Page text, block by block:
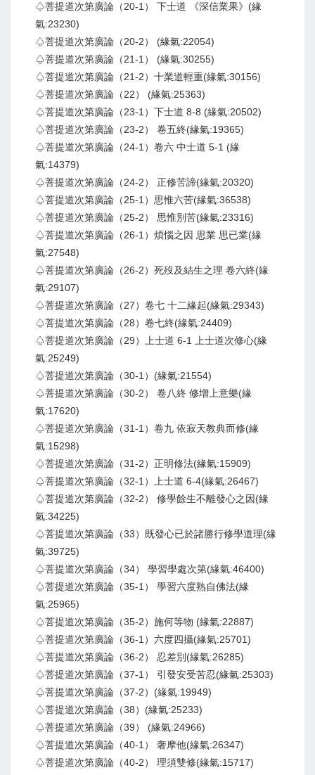
♤菩提道次第廣論（20-1） 下士道 《深信業果》(緣
氣:23230)
♤菩提道次第廣論（20-2） (緣氣:22054)
♤菩提道次第廣論（21-1） (緣氣:30255)
♤菩提道次第廣論（21-2）十業道輕重(緣氣:30156)
♤菩提道次第廣論（22） (緣氣:25363)
♤菩提道次第廣論（23-1）下士道 8-8 (緣氣:20502)
♤菩提道次第廣論（23-2） 卷五終(緣氣:19365)
♤菩提道次第廣論（24-1）卷六 中士道 5-1 (緣
氣:14379)
♤菩提道次第廣論（24-2） 正修苦諦(緣氣:20320)
♤菩提道次第廣論（25-1）思惟六苦(緣氣:36538)
♤菩提道次第廣論（25-2） 思惟別苦(緣氣:23316)
♤菩提道次第廣論（26-1）煩惱之因 思業 思已業(緣
氣:27548)
♤菩提道次第廣論（26-2）死歿及結生之理 卷六終(緣
氣:29107)
♤菩提道次第廣論（27）卷七 十二緣起(緣氣:29343)
♤菩提道次第廣論（28）卷七終(緣氣:24409)
♤菩提道次第廣論（29）上士道 6-1 上士道次修心(緣
氣:25249)
♤菩提道次第廣論（30-1）(緣氣:21554)
♤菩提道次第廣論（30-2） 卷八終 修增上意樂(緣
氣:17620)
♤菩提道次第廣論（31-1）卷九 依寂天教典而修(緣
氣:15298)
♤菩提道次第廣論（31-2）正明修法(緣氣:15909)
♤菩提道次第廣論（32-1）上士道 6-4(緣氣:26467)
♤菩提道次第廣論（32-2） 修學餘生不離發心之因(緣
氣:34225)
♤菩提道次第廣論（33）既發心已於諸勝行修學道理(緣
氣:39725)
♤菩提道次第廣論（34） 學習學處次第(緣氣:46400)
♤菩提道次第廣論（35-1） 學習六度熟自佛法(緣
氣:25965)
♤菩提道次第廣論（35-2）施何等物 (緣氣:22887)
♤菩提道次第廣論（36-1）六度四攝(緣氣:25701)
♤菩提道次第廣論（36-2） 忍差別(緣氣:26285)
♤菩提道次第廣論（37-1） 引發安受苦忍(緣氣:25303)
♤菩提道次第廣論（37-2）(緣氣:19949)
♤菩提道次第廣論（38）(緣氣:25233)
♤菩提道次第廣論（39） (緣氣:24966)
♤菩提道次第廣論（40-1） 奢摩他(緣氣:26347)
♤菩提道次第廣論（40-2） 理須雙修(緣氣:15717)